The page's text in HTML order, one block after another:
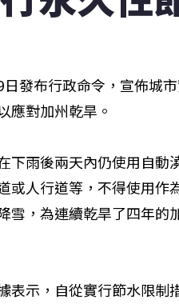
發布行政命令，宣佈城
應對加州乾旱。
下雨後兩天內仍使用自
或人行道等，不得使用
雪，為連續乾旱了四年
表示，自從實行節水限